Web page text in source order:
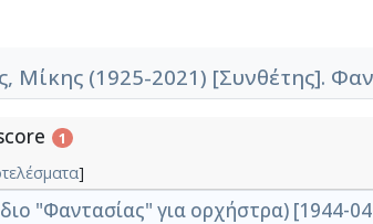
Μίκης (1925-2021) [Συνθέτης].
1
]
"Φαντασίας" για ορχήστρα) [1944-